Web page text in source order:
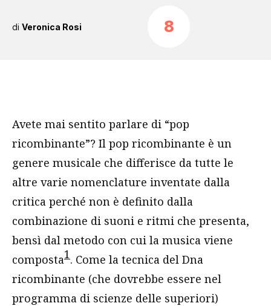
di Veronica Rosi 8
Avete mai sentito parlare di “pop
ricombinante”? Il pop ricombinante è un
genere musicale che differisce da tutte le
altre varie nomenclature inventate dalla
critica perché non è definito dalla
combinazione di suoni e ritmi che presenta,
bensì dal metodo con cui la musica viene
composta1. Come la tecnica del Dna
ricombinante (che dovrebbe essere nel
programma di scienze delle superiori)